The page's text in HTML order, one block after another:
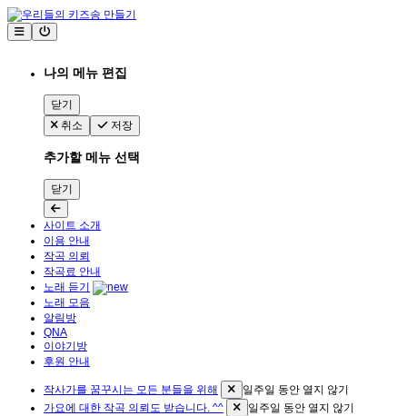
나의 메뉴 편집
닫기
취소
저장
추가할 메뉴 선택
닫기
사이트 소개
이용 안내
작곡 의뢰
작곡료 안내
노래 듣기
노래 모음
알림방
QNA
이야기방
후원 안내
작사가를 꿈꾸시는 모든 분들을 위해
일주일 동안 열지 않기
가요에 대한 작곡 의뢰도 받습니다. ^^
일주일 동안 열지 않기